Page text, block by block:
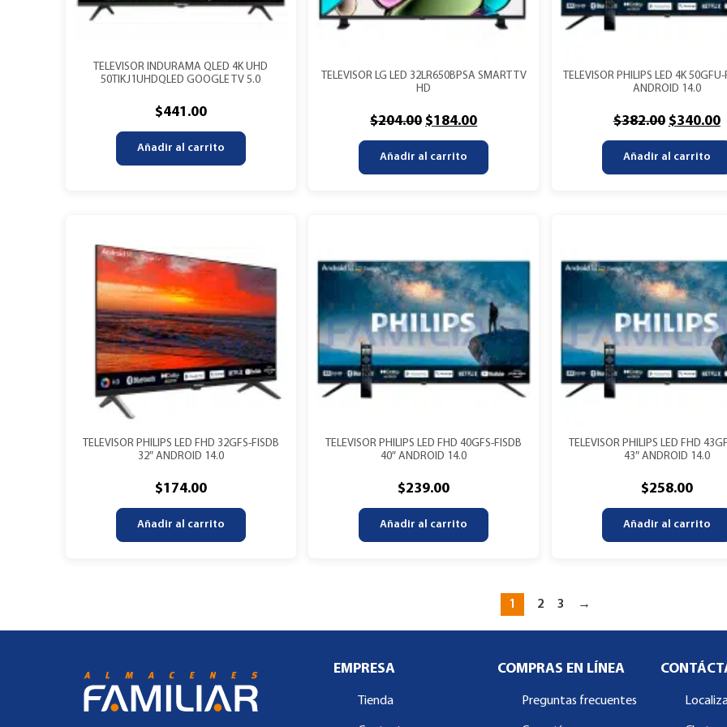
TELEVISOR INDURAMA QLED 4K UHD
50TIKJ1UHDQLED GOOGLE TV 5.0
$441.00
Añadir al carrito
TELEVISOR LG LED 32LR650BPSA SMART TV
HD
$204.00 $184.00
Añadir al carrito
TELEVISOR PHILIPS LED 4K
ANDROID 14.0
$382.00 $340.00
Añadir al carrito
TELEVISOR PHILIPS LED FHD 32GFS-FISDB
32″ ANDROID 14.0
$174.00
Añadir al carrito
TELEVISOR PHILIPS LED FHD 40GFS-FISDB
40″ ANDROID 14.0
$239.00
Añadir al carrito
TELEVISOR PHILIPS LED FHD
43″ ANDROID 14.0
$258.00
Añadir al carrito
1 2 3 →
EMPRESA
Tienda
COMPRAS EN LÍNEA
Preguntas frecuentes